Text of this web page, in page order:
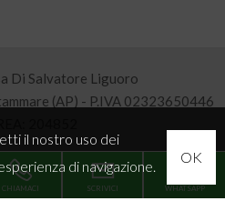
Di Salvatore Liguoro
(AP) - P.IVA 02323650446
Sitemap
CHIAMACI SCRIVICI WHATSAPP
il nostro uso dei
di navigazione.
OK